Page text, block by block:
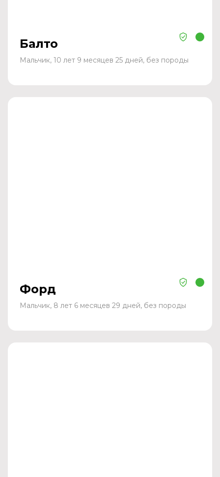
Балто
Мальчик, 10 лет 9 месяцев 25 дней, без породы
Форд
Мальчик, 8 лет 6 месяцев 29 дней, без породы